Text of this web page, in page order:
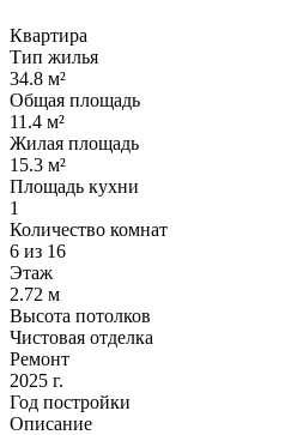
Квартира
Тип жилья
34.8 м²
Общая площадь
11.4 м²
Жилая площадь
15.3 м²
Площадь кухни
1
Количество комнат
6 из 16
Этаж
2.72 м
Высота потолков
Чистовая отделка
Ремонт
2025 г.
Год постройки
Описание